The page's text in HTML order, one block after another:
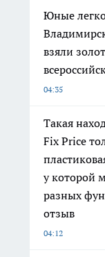
Юные
взяли
04:35
Такая
Fix Price
у которой
разных
отзыв
04:12